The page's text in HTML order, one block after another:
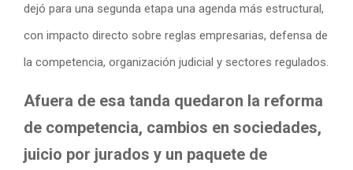
dejó para una segunda etapa una agenda más estructural,
con impacto directo sobre reglas empresarias, defensa de
la competencia, organización judicial y sectores regulados.
Afuera de esa tanda quedaron la reforma
de competencia, cambios en sociedades,
juicio por jurados y un paquete de